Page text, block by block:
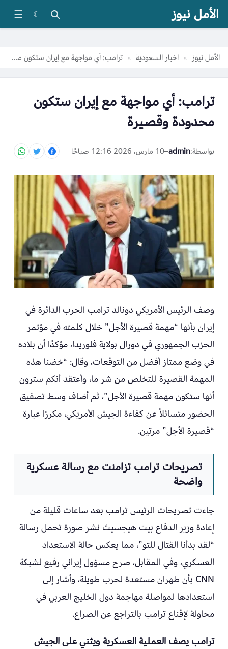
الأمل نيوز ☾
☰
الأمل نيوز » اخبار السعودية » ترامب: أي مواجهة مع إيران ستكون محدودة وقصيرة
ترامب: أي مواجهة مع إيران ستكون
محدودة وقصيرة
بواسطة:admin
–10 مارس، 2026 12:16 صباحًا
وصف الرئيس الأمريكي دونالد ترامب الحرب الدائرة في
إيران بأنها “مهمة قصيرة الأجل” خلال كلمته في مؤتمر
الحزب الجمهوري في دورال بولاية فلوريدا، مؤكدًا أن بلاده
في وضع ممتاز أفضل من التوقعات، وقال: “خضنا هذه
المهمة القصيرة للتخلص من شر ما، وأعتقد أنكم سترون
أنها ستكون مهمة قصيرة الأجل”، ثم أضاف وسط تصفيق
الحضور متسائلاً عن كفاءة الجيش الأمريكي، مكررًا عبارة
“قصيرة الأجل” مرتين.
تصريحات ترامب تزامنت مع رسالة عسكرية
واضحة
جاءت تصريحات الرئيس ترامب بعد ساعات قليلة من
إعادة وزير الدفاع بيت هيجسيث نشر صورة تحمل رسالة
“لقد بدأنا القتال للتو”، مما يعكس حالة الاستعداد
العسكري، وفي المقابل، صرح مسؤول إيراني رفيع لشبكة
CNN بأن طهران مستعدة لحرب طويلة، وأشار إلى
استعدادها لمواصلة مهاجمة دول الخليج العربي في
محاولة لإقناع ترامب بالتراجع عن الصراع.
ترامب يصف العملية العسكرية ويثني على الجيش